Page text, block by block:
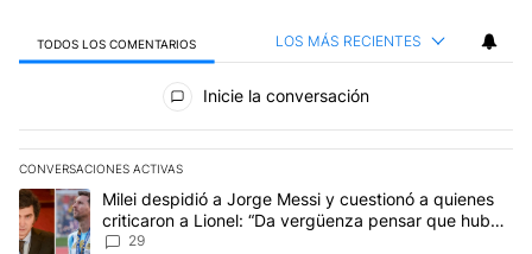
TODOS LOS COMENTARIOS LOS MÁS RECIENTES
Todos los comentarios
Inicie la conversación
CONVERSACIONES ACTIVAS
Este listado muestra los artículos con más comentarios en los
Un artículo de tendencia con el título "Milei despidió a Jorge
Milei despidió a Jorge Messi y cuestionó a quienes
criticaron a Lionel: “Da vergüenza pensar que hubo
anti-Messi”
29